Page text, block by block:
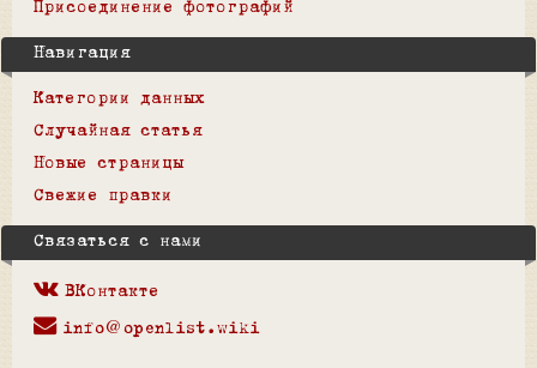
Присоединение фотографий
Навигация
Категории данных
Случайная статья
Новые страницы
Свежие правки
Связаться с нами
ВКонтакте
info@openlist.wiki